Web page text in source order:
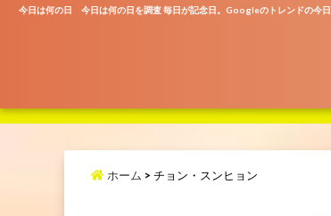
今日は何の日 今日は何の日を調査 毎日が記念日。Googleのトレンドの今
ホーム > チョン・スンヒョン